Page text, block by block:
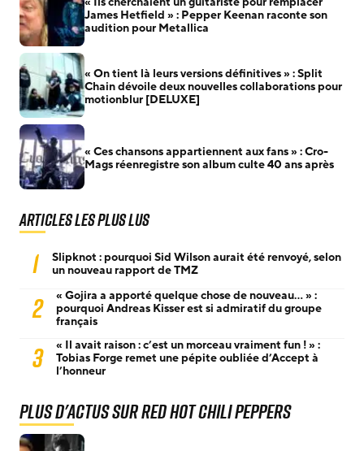
James Hetfield » : Pepper Keenan raconte son
audition pour Metallica
« On tient là leurs versions définitives » : Split
Chain dévoile deux nouvelles collaborations pour
motionblur [DELUXE]
« Ces chansons appartiennent aux fans » : Cro-
Mags réenregistre son album culte 40 ans après
Articles les plus lus
1
Slipknot : pourquoi Sid Wilson aurait été renvoyé, selon
un nouveau rapport de TMZ
2
« Gojira a apporté quelque chose de nouveau… » :
pourquoi Andreas Kisser est si admiratif du groupe
français
3
« Il avait raison : c’est un morceau vraiment fun ! » :
Tobias Forge remet une pépite oubliée d’Accept à
l’honneur
Plus d'actus sur Red Hot Chili Peppers